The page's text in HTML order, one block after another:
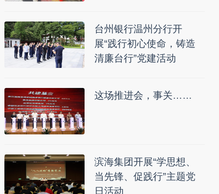
台州银行温州分行开
展“践行初心使命，铸造
清廉台行”党建活动
这场推进会，事关……
滨海集团开展“学思想、
当先锋、促践行”主题党
日活动